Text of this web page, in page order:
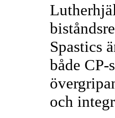
Spastics
både CP-
och